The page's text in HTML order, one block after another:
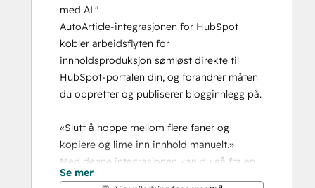
med AI."
AutoArticle-integrasjonen for HubSpot
kobler arbeidsflyten for
innholdsproduksjon sømløst direkte til
HubSpot-portalen din, og forandrer måten
du oppretter og publiserer blogginnlegg på.
«Slutt å hoppe mellom flere faner og
kopiere og lime inn innhold manuelt.»
Med denne integrasjonen kan du gå fra en
enkel idé til et ferdigskrevet blogginnlegg
Se mer